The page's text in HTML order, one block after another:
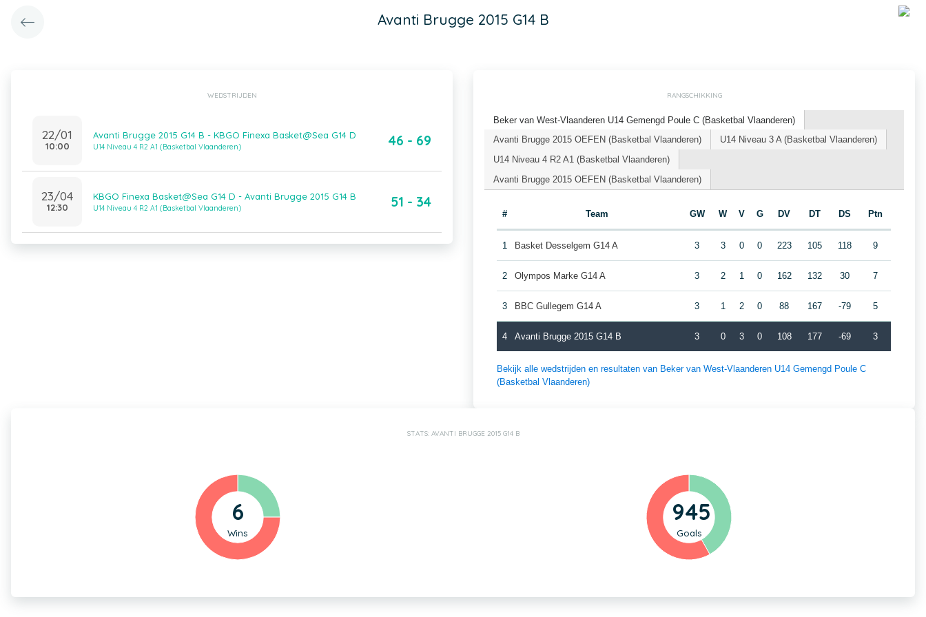
Avanti Brugge 2015 G14 B
WEDSTRIJDEN
22/01
10:00
Avanti Brugge 2015 G14 B - KBGO Finexa Basket@Sea G14 D
U14 Niveau 4 R2 A1 (Basketbal Vlaanderen) 46 - 69
23/04
12:30
KBGO Finexa Basket@Sea G14 D - Avanti Brugge 2015 G14 B
U14 Niveau 4 R2 A1 (Basketbal Vlaanderen) 51 - 34
RANGSCHIKKING
Beker van West-Vlaanderen U14 Gemengd Poule C (Basketbal Vlaanderen)
Avanti Brugge 2015 OEFEN (Basketbal Vlaanderen)
U14 Niveau 3 A (Basketbal Vlaanderen)
U14 Niveau 4 R2 A1 (Basketbal Vlaanderen)
Avanti Brugge 2015 OEFEN (Basketbal Vlaanderen)
# Team GW W V G DV DT DS Ptn
1 Basket Desselgem G14 A 3 3 0 0 223 105 118 9
2 Olympos Marke G14 A 3 2 1 0 162 132 30 7
3 BBC Gullegem G14 A 3 1 2 0 88 167 -79 5
4 Avanti Brugge 2015 G14 B 3 0 3 0 108 177 -69 3
Bekijk alle wedstrijden en resultaten van Beker van West-Vlaanderen U14 Gemengd Poule C
(Basketbal Vlaanderen)
STATS: AVANTI BRUGGE 2015 G14 B
6
Wins
945
Goals